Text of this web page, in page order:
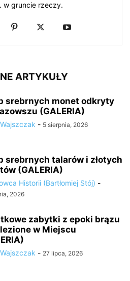
w gruncie rzeczy.
ARTYKUŁY
srebrnych monet odkryty
(GALERIA)
- 5 sierpnia, 2026
srebrnych talarów i złotych
(GALERIA)
Historii (Bartłomiej Stój) -
2026
zabytki z epoki brązu
w Miejscu
- 27 lipca, 2026